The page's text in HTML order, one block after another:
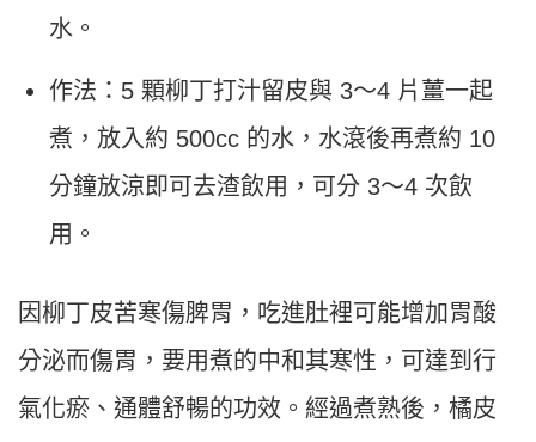
水。
作法：5 顆柳丁打汁留皮與 3〜4 片薑一起
煮，放入約 500cc 的水，水滾後再煮約 10
分鐘放涼即可去渣飲用，可分 3〜4 次飲
用。
因柳丁皮苦寒傷脾胃，吃進肚裡可能增加胃酸
分泌而傷胃，要用煮的中和其寒性，可達到行
氣化瘀、通體舒暢的功效。經過煮熟後，橘皮